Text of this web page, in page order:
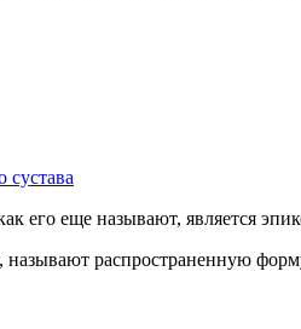
сустава
его еще называют, является
распространенную